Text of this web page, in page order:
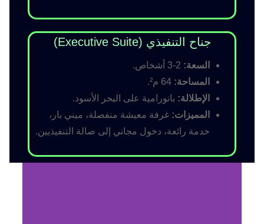
جناح التنفيذي (Executive Suite)
السعة:
المساحة:
الإطلالة: بانورامية على البحر الأسود.
المميزات: غرفة معيشة منفصلة، ميني بار،
خدمة رائعة، دخول مجاني إلى صالة التنفيذيين.